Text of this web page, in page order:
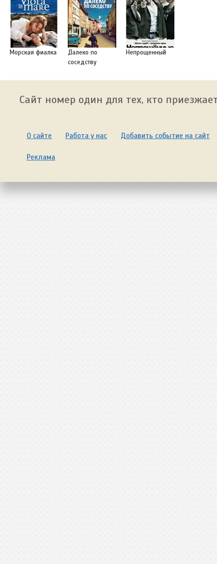
Морская фиалка
Далеко по
соседству
Непрощенный
Сайт номер один для тех, кто
О сайте Работа у нас Добавить событие на сайт
Реклама